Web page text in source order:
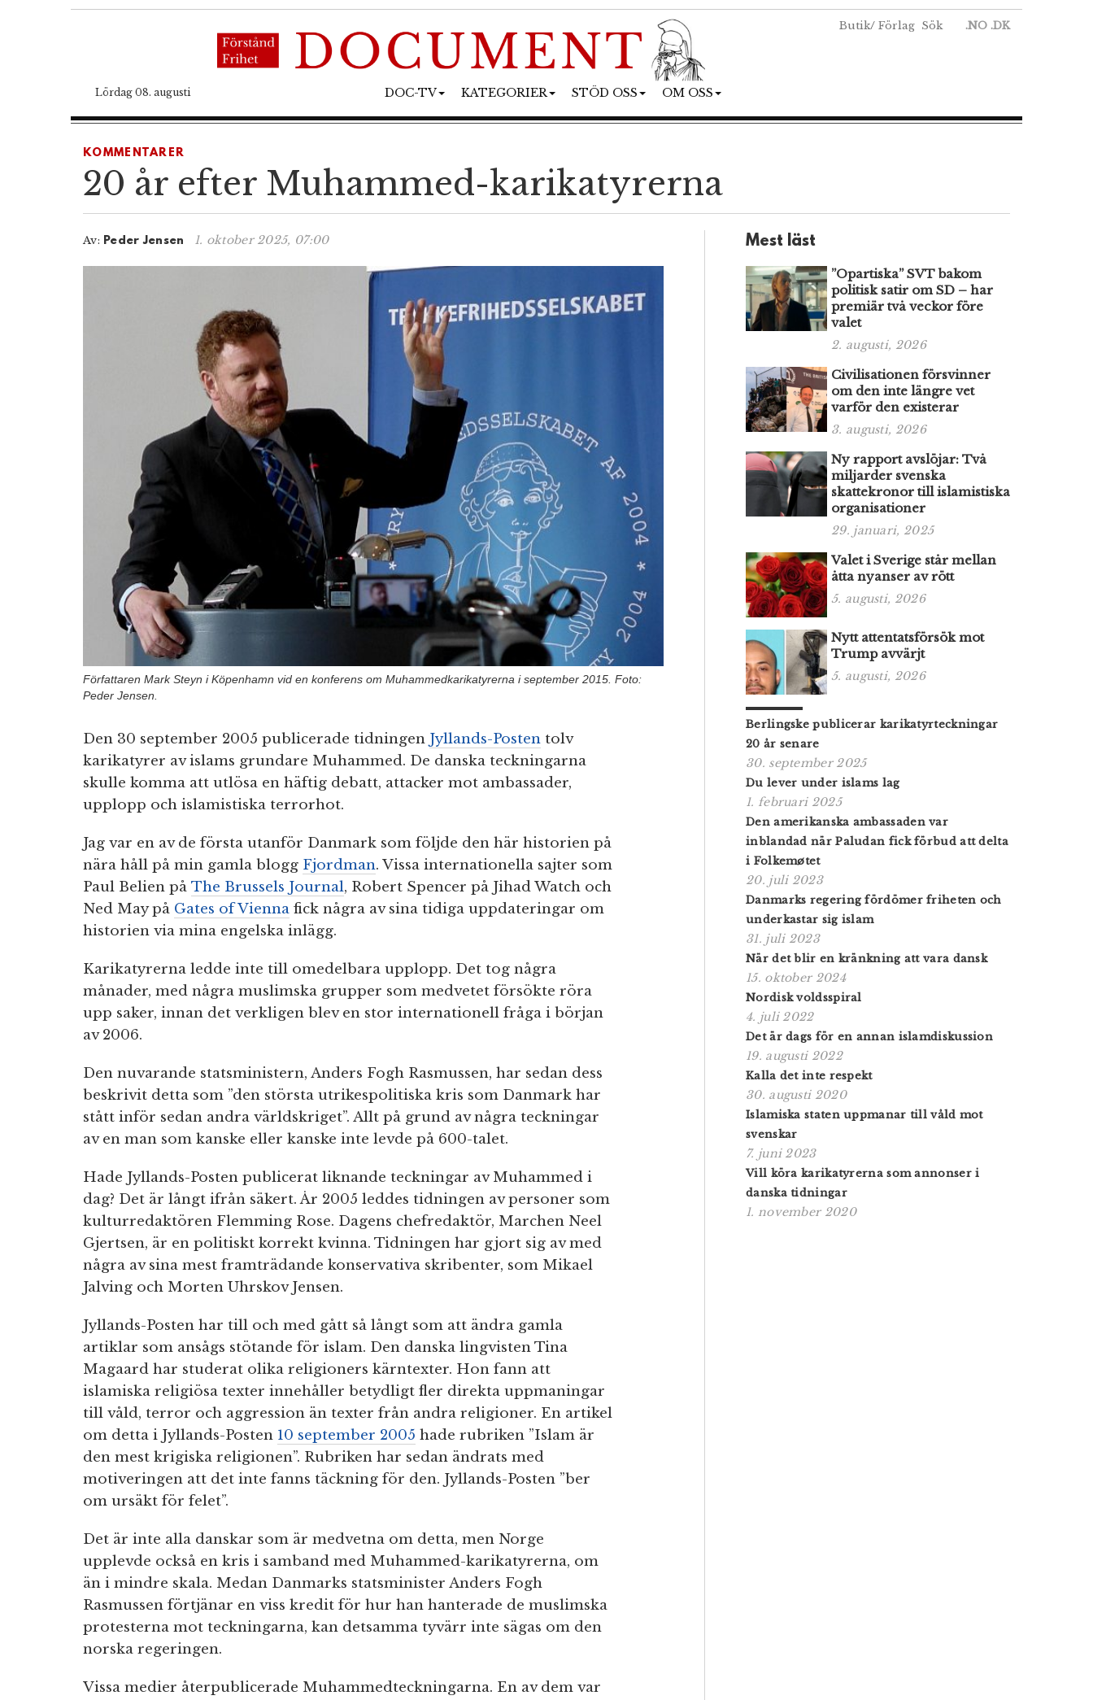
Butik/ Förlag Sök .NO .DK
Lördag 08. augusti DOC-TV KATEGORIER STÖD OSS OM OSS
KOMMENTARER
20 år efter Muhammed-karikatyrerna
Av: Peder Jensen 1. oktober 2025, 07:00
Författaren Mark Steyn i Köpenhamn vid en konferens om Muhammedkarikatyrerna i september 2015. Foto:
Peder Jensen.
Den 30 september 2005 publicerade tidningen Jyllands-Posten tolv
karikatyrer av islams grundare Muhammed. De danska teckningarna
skulle komma att utlösa en häftig debatt, attacker mot ambassader,
upplopp och islamistiska terrorhot.
Jag var en av de första utanför Danmark som följde den här historien på
nära håll på min gamla blogg Fjordman. Vissa internationella sajter som
Paul Belien på The Brussels Journal, Robert Spencer på Jihad Watch och
Ned May på Gates of Vienna fick några av sina tidiga uppdateringar om
historien via mina engelska inlägg.
Karikatyrerna ledde inte till omedelbara upplopp. Det tog några
månader, med några muslimska grupper som medvetet försökte röra
upp saker, innan det verkligen blev en stor internationell fråga i början
av 2006.
Den nuvarande statsministern, Anders Fogh Rasmussen, har sedan dess
beskrivit detta som ”den största utrikespolitiska kris som Danmark har
stått inför sedan andra världskriget”. Allt på grund av några teckningar
av en man som kanske eller kanske inte levde på 600-talet.
Hade Jyllands-Posten publicerat liknande teckningar av Muhammed i
dag? Det är långt ifrån säkert. År 2005 leddes tidningen av personer som
kulturredaktören Flemming Rose. Dagens chefredaktör, Marchen Neel
Gjertsen, är en politiskt korrekt kvinna. Tidningen har gjort sig av med
några av sina mest framträdande konservativa skribenter, som Mikael
Jalving och Morten Uhrskov Jensen.
Jyllands-Posten har till och med gått så långt som att ändra gamla
artiklar som ansågs stötande för islam. Den danska lingvisten Tina
Magaard har studerat olika religioners kärntexter. Hon fann att
islamiska religiösa texter innehåller betydligt fler direkta uppmaningar
till våld, terror och aggression än texter från andra religioner. En artikel
om detta i Jyllands-Posten 10 september 2005 hade rubriken ”Islam är
den mest krigiska religionen”. Rubriken har sedan ändrats med
motiveringen att det inte fanns täckning för den. Jyllands-Posten ”ber
om ursäkt för felet”.
Det är inte alla danskar som är medvetna om detta, men Norge
upplevde också en kris i samband med Muhammed-karikatyrerna, om
än i mindre skala. Medan Danmarks statsminister Anders Fogh
Rasmussen förtjänar en viss kredit för hur han hanterade de muslimska
protesterna mot teckningarna, kan detsamma tyvärr inte sägas om den
norska regeringen.
Vissa medier återpublicerade Muhammedteckningarna. En av dem var
Mest läst
”Opartiska” SVT bakom
politisk satir om SD – har
premiär två veckor före
valet
2. augusti, 2026
Civilisationen försvinner
om den inte längre vet
varför den existerar
3. augusti, 2026
Ny rapport avslöjar: Två
miljarder svenska
skattekronor till islamistiska
organisationer
29. januari, 2025
Valet i Sverige står mellan
åtta nyanser av rött
5. augusti, 2026
Nytt attentatsförsök mot
Trump avvärjt
5. augusti, 2026
Berlingske publicerar karikatyrteckningar
20 år senare
30. september 2025
Du lever under islams lag
1. februari 2025
Den amerikanska ambassaden var
inblandad när Paludan fick förbud att delta
i Folkemøtet
20. juli 2023
Danmarks regering fördömer friheten och
underkastar sig islam
31. juli 2023
När det blir en kränkning att vara dansk
15. oktober 2024
Nordisk voldsspiral
4. juli 2022
Det är dags för en annan islamdiskussion
19. augusti 2022
Kalla det inte respekt
30. augusti 2020
Islamiska staten uppmanar till våld mot
svenskar
7. juni 2023
Vill köra karikatyrerna som annonser i
danska tidningar
1. november 2020